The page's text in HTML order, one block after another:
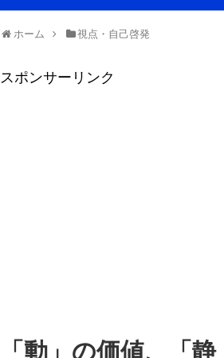
ホーム 視点・自己啓発
スポンサーリンク
「動」の価値、「静